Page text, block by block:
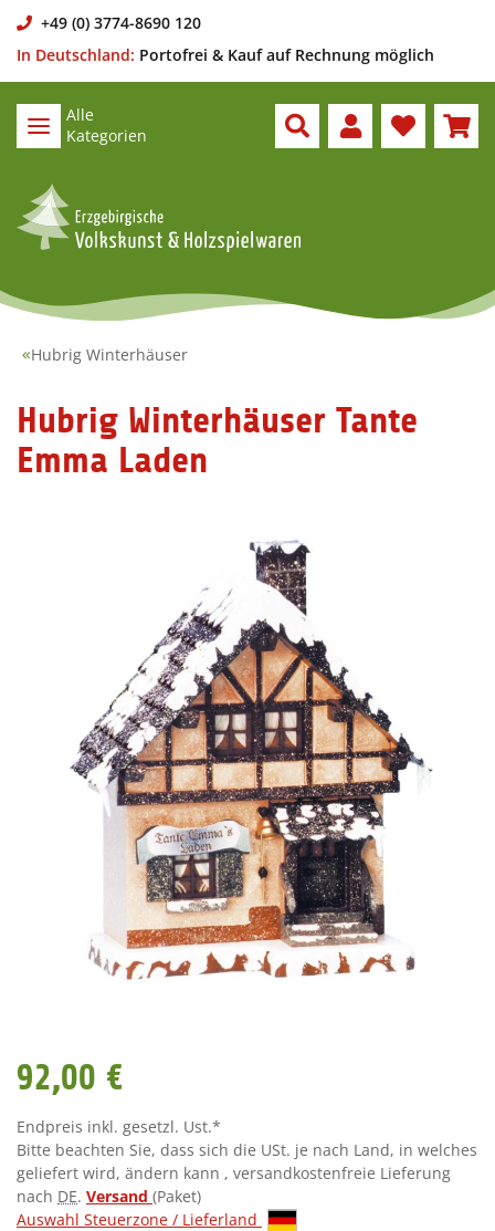
+49 (0) 3774-8690 120
In Deutschland: Portofrei & Kauf auf Rechnung möglich
Alle
Kategorien
Hubrig Winterhäuser
Hubrig Winterhäuser Tante
Emma Laden
92,00 €
Endpreis inkl. gesetzl. Ust.*
Bitte beachten Sie, dass sich die USt. je nach Land, in welches
geliefert wird, ändern kann , versandkostenfreie Lieferung
nach DE. Versand (Paket)
Auswahl Steuerzone / Lieferland